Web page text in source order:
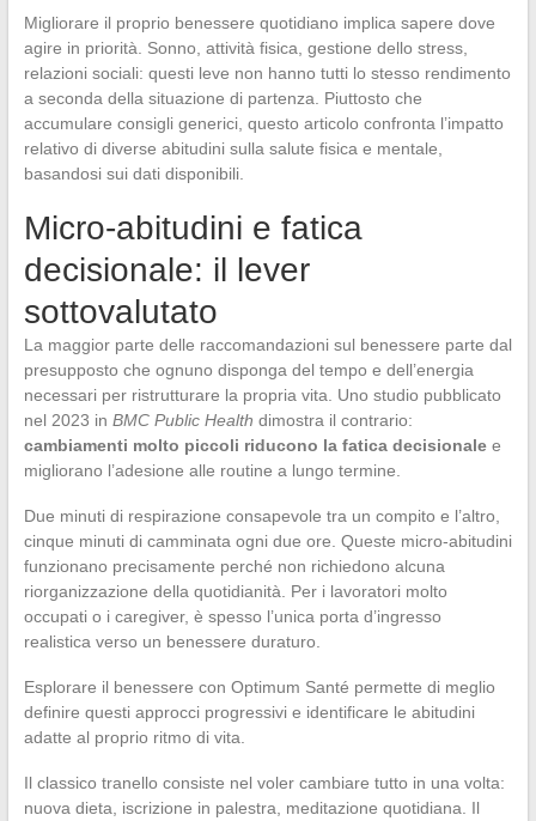
Migliorare il proprio benessere quotidiano implica sapere dove
agire in priorità. Sonno, attività fisica, gestione dello stress,
relazioni sociali: questi leve non hanno tutti lo stesso rendimento
a seconda della situazione di partenza. Piuttosto che
accumulare consigli generici, questo articolo confronta l’impatto
relativo di diverse abitudini sulla salute fisica e mentale,
basandosi sui dati disponibili.
Micro-abitudini e fatica
decisionale: il lever
sottovalutato
La maggior parte delle raccomandazioni sul benessere parte dal
presupposto che ognuno disponga del tempo e dell’energia
necessari per ristrutturare la propria vita. Uno studio pubblicato
nel 2023 in BMC Public Health dimostra il contrario:
cambiamenti molto piccoli riducono la fatica decisionalee
migliorano l’adesione alle routine a lungo termine.
Due minuti di respirazione consapevole tra un compito e l’altro,
cinque minuti di camminata ogni due ore. Queste micro-abitudini
funzionano precisamente perché non richiedono alcuna
riorganizzazione della quotidianità. Per i lavoratori molto
occupati o i caregiver, è spesso l’unica porta d’ingresso
realistica verso un benessere duraturo.
Esplorare il benessere con Optimum Santé permette di meglio
definire questi approcci progressivi e identificare le abitudini
adatte al proprio ritmo di vita.
Il classico tranello consiste nel voler cambiare tutto in una volta:
nuova dieta, iscrizione in palestra, meditazione quotidiana. Il